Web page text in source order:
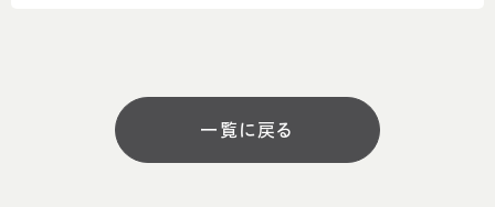
11:30～14:30（L.O14:00） 18:00～
22:00（L.O21:30）
一覧に戻る